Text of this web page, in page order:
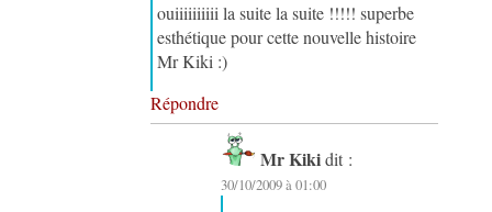
ouiiiiiiiiii la suite la suite !!!!! superbe
esthétique pour cette nouvelle histoire
Mr Kiki :)
Répondre
Mr Kiki dit :
30/10/2009 à 01:00